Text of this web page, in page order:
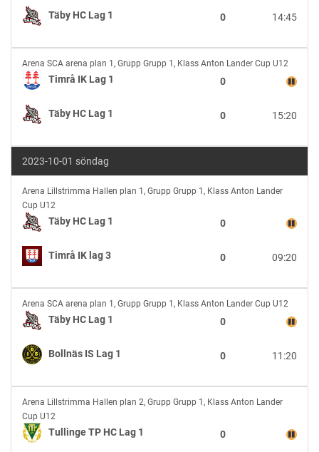
Lag
1
Täby
HC
Lag
1
Täby HC Lag 1 14:45
0
Timrå
IK
Lag
1
vs
HC
Lag
1
Arena SCA arena plan 1 , Grupp Grupp 1, Klass Anton Lander Cup U12
Timrå IK Lag 1 0
Täby HC Lag 1 15:20
0
2023-10-01 söndag
Täby
HC
Lag
1
vs
Timrå
lag
3
Arena Lillstrimma Hallen plan 1 , Grupp Grupp 1, Klass Anton Lander
Cup U12
Täby HC Lag 1 0
Timrå IK lag 3 09:20
0
Täby
HC
Lag
1
vs
IS
Lag
1
Arena SCA arena plan 1 , Grupp Grupp 1, Klass Anton Lander Cup U12
Täby HC Lag 1 0
Bollnäs IS Lag 1 11:20
0
Tullinge
TP
HC
Lag
Arena Lillstrimma Hallen plan 2, Grupp Grupp 1, Klass Anton Lander
Cup U12
Tullinge TP HC Lag 1 0